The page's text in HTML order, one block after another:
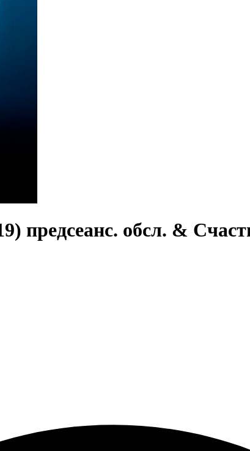
предсеанс. обсл. &